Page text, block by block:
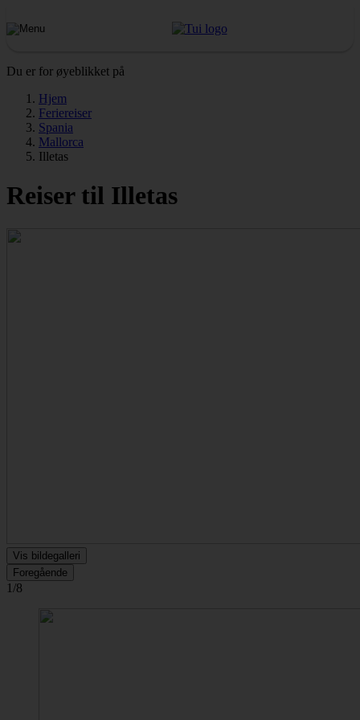
Du er for øyeblikket på
Hjem
Feriereiser
Spania
Mallorca
Illetas
Reiser til Illetas
Vis bildegalleri
Foregående
1/8